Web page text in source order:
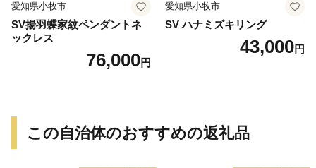
愛知県小牧市
SV揚羽蝶家紋ペンダントネ
ックレス
76,000円
愛知県小牧市
SV ハナミズキリング
43,000円
この自治体のおすすめの返礼品